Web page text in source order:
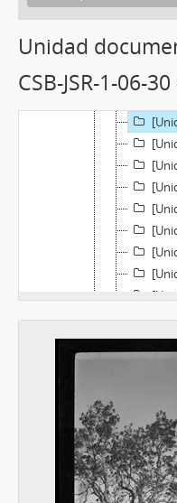
Unidad
CSB-JSR-1-06-
[Subserie]
[Subserie]